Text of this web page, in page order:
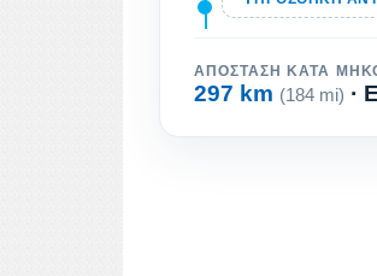
ΑΠΌΣΤΑΣΗ ΚΑΤΆ
297 km (184 mi) ·